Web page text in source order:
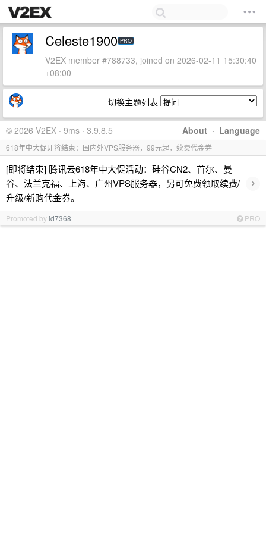
Celeste1900 PRO
V2EX member #788733, joined on 2026-02-11 15:30:40
+08:00
切换主题列表
About · Language
© 2026 V2EX · 9ms · 3.9.8.5
618年中大促即将结束：国内外VPS服务器，99元起，续费代金券
[即将结束] 腾讯云618年中大促活动：硅谷CN2、首尔、曼
谷、法兰克福、上海、广州VPS服务器，另可免费领取续费/
升级/新购代金券。
›
Promoted byid7368 PRO